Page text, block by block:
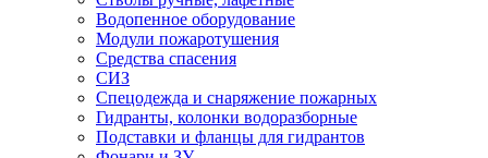
Водопенное оборудование
Модули пожаротушения
Средства спасения
СИЗ
Спецодежда и снаряжение пожарных
Гидранты, колонки водоразборные
Подставки и фланцы для гидрантов